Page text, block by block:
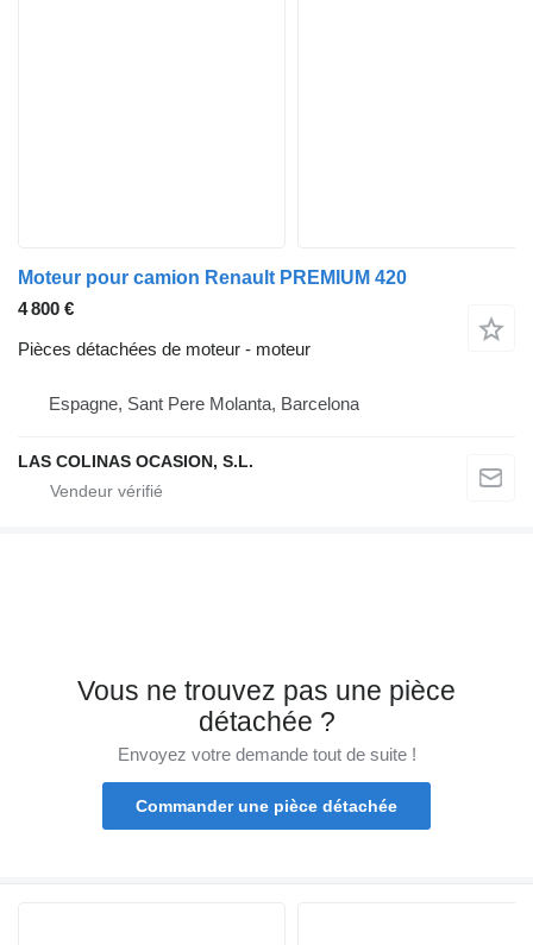
Moteur pour camion Renault PREMIUM 420
4 800 €
Pièces détachées de moteur - moteur
Espagne, Sant Pere Molanta, Barcelona
LAS COLINAS OCASION, S.L.
Vous ne trouvez pas une pièce
détachée ?
Envoyez votre demande tout de suite !
Commander une pièce détachée